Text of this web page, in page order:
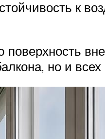
к
но и